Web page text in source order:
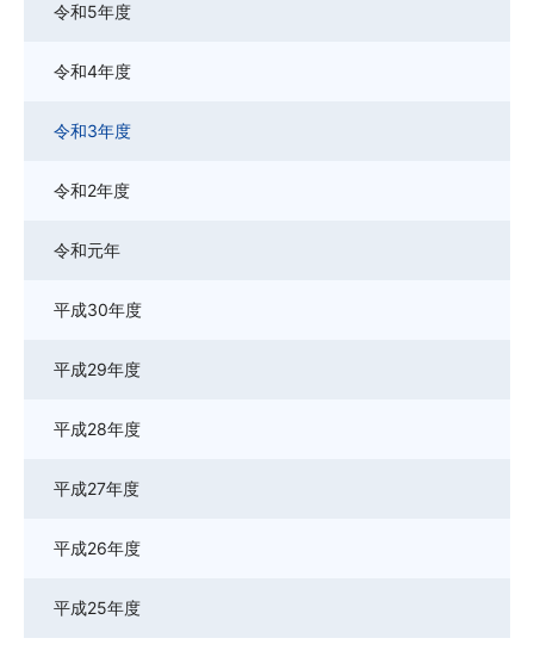
令和5年度
令和4年度
令和3年度
令和2年度
令和元年
平成30年度
平成29年度
平成28年度
平成27年度
平成26年度
平成25年度